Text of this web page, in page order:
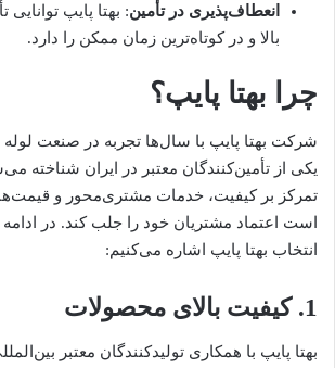
انعطاف‌پذیری در تأمین: بهتا پایپ
بالا و در کوتاه‌ترین زمان ممکن را دارد.
چرا بهتا پایپ؟
شرکت بهتا پایپ با سال‌ها تجربه در صنعت لوله
یکی از تأمین‌کنندگان معتبر در ایران شناخته
تمرکز بر کیفیت، خدمات مشتری‌محور و
است اعتماد مشتریان خود را جلب کند. در ادامه
انتخاب بهتا پایپ اشاره می‌کنیم:
1. کیفیت بالای محصولات
بهتا پایپ با همکاری تولیدکنندگان معتبر